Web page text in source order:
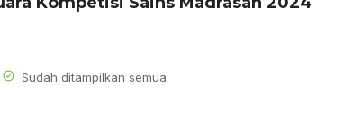
Sudah ditampilkan semua